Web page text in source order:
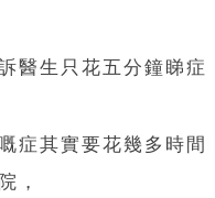
醫生只花五分鐘睇
症其實要花幾多時間
，